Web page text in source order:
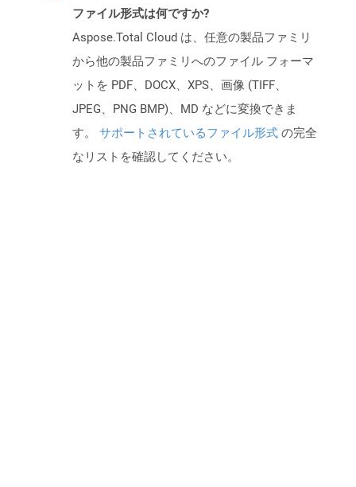
ファイル形式は何ですか?
Aspose.Total Cloud は、任意の製品ファミリ
から他の製品ファミリへのファイル フォーマ
ットを PDF、DOCX、XPS、画像 (TIFF、
JPEG、PNG BMP)、MD などに変換できま
す。 サポートされているファイル形式 の完全
なリストを確認してください。